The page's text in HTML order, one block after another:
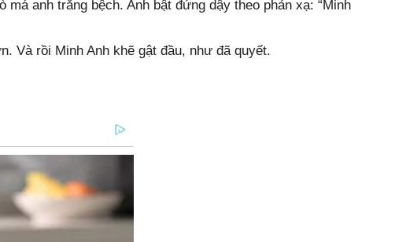
anh trắng bệch. Anh bật đứng dậy theo phản xạ: “Minh
Và rồi Minh Anh khẽ gật đầu, như đã quyết.